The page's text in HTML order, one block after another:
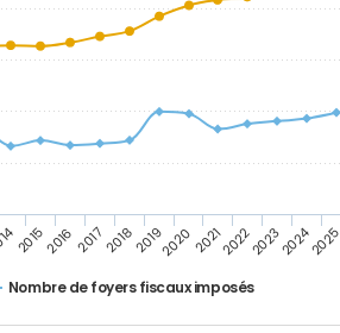
Nombre de foyers fiscaux imposés
20152016 201720182019202020212022202320242025